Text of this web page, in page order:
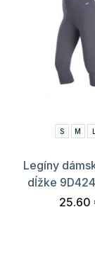
S M L
Legíny
dĺžke
25.60